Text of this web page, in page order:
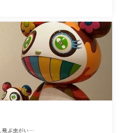
飛ぶ虫がい…